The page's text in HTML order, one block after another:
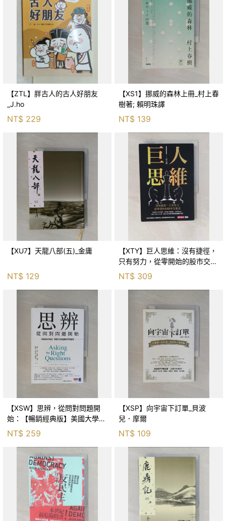
【ZTL】胖古人的古人好朋友
_J.ho
NT$ 229
【XS1】挪威的森林上冊_村上春
樹著; 賴明珠譯
NT$ 139
【XU7】天龍八部(五)_金庸
NT$ 129
【XTY】巨人思維：沒有捷徑，
只有努力，從零開始的股市交易
員_巨人傑
NT$ 309
【XSW】思辨，從問對問題開
始：【暢銷經典版】美國大學邏
輯思考聖經_尼爾．布朗, 史都
華．基里, 羅耀宗, 蔡宏明, 黃賓
NT$ 259
【XSP】向宇宙下訂單_貝波
兒．摩爾
NT$ 109